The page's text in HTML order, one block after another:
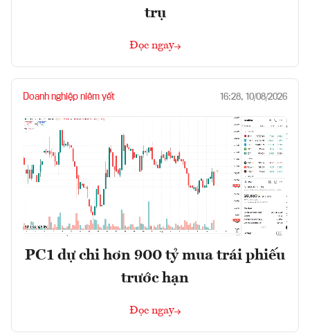
trụ
Đọc ngay
Doanh nghiệp niêm yết 16:28, 10/08/2026
PC1 dự chi hơn 900 tỷ mua trái phiếu
trước hạn
Đọc ngay